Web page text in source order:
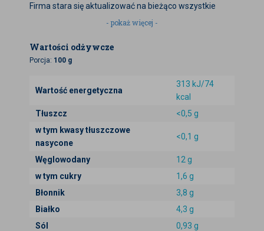
Firma stara się aktualizować na bieżąco wszystkie
informacje zawarte na naszym sklepie
produktu mogą różnić się nieco, w zależności od
Podane wartości zostały nam dostarczone od
dostawców, jak również mogą być danymi
literaturowymi.
- pokaż więcej -
Wartości odżywcze
Porcja: 100 g
Wartość energetyczna
313 kJ/74
kcal
Tłuszcz
<0,5 g
w tym kwasy tłuszczowe
nasycone
<0,1 g
Węglowodany
12 g
w tym cukry
1,6 g
Błonnik
3,8 g
Białko
4,3 g
Sól
0,93 g